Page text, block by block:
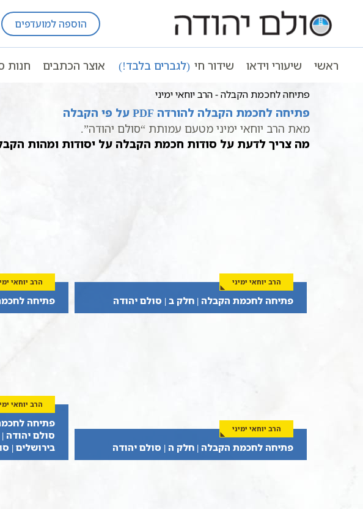
הוספה למועדפים
ראשי שיעורי וידאו שידור חי (לגברים בלבד!) אוצר הכתבים חנות
עמוד ראשי שיעורי וידאו פתיחה לחכמת הקבלה - הרב
פתיחה לחכמת הקבלה - הרב יוחאי ימיני
פתיחה לחכמת הקבלה להורדה PDF על פי הקבלה
מאת הרב יוחאי ימיני מטעם עמותת “סולם יהודה”.
מה צריך לדעת על סודות חכמת הקבלה על יסודות ומהות
הרב יוחאי ימיני
פתיחה לחכמת הקבלה | חלק ב | סולם יהודה
הרב יוחאי
פתיחה
הרב יוחאי ימיני
פתיחה לחכמת הקבלה | חלק ה | סולם יהודה
הרב יוחאי
פתיחה
סולם יהודה
בירושלים |